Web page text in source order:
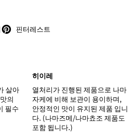
핀터레스트
살아
의
필수
히이레
열처리가 진행된 제품으로 나마
자케에 비해 보관이 용이하며,
안정적인 맛이 유지된 제품 입니
다. (나마즈메/나마쵸조 제품도
포함 됩니다.)